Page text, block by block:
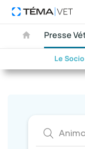
Presse
Le